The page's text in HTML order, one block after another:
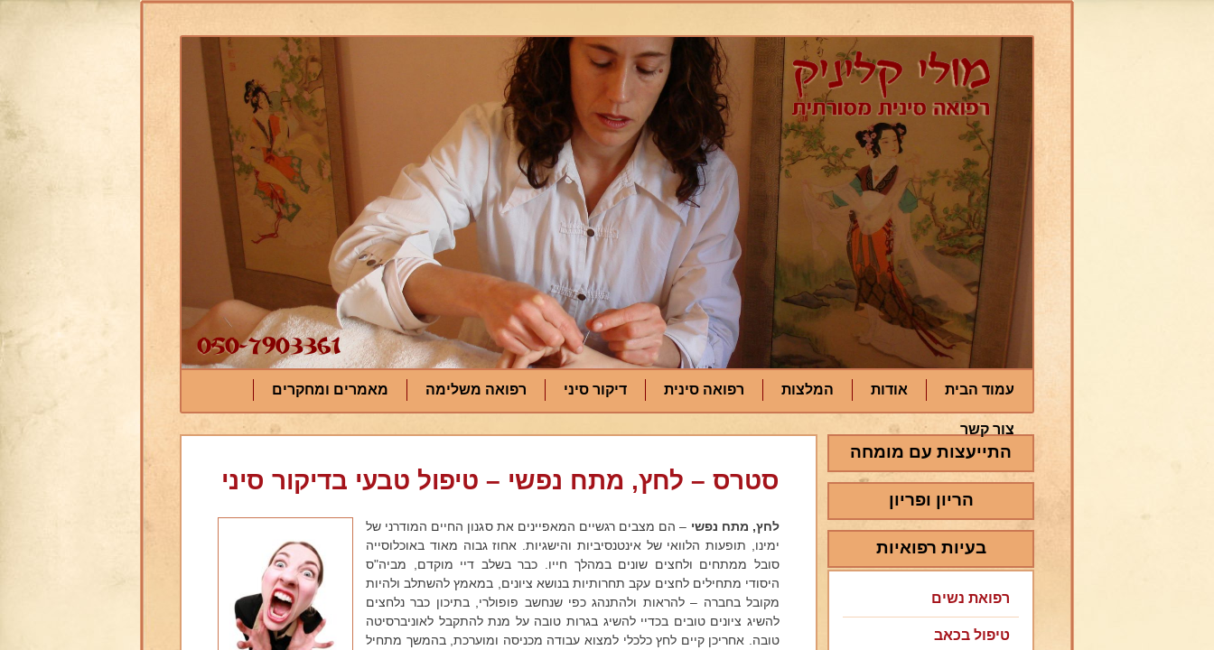
עמוד הבית אודות המלצות רפואה סינית דיקור סיני רפואה משלימה מאמרים ומחקרים
צור קשר
סטרס – לחץ, מתח נפשי – טיפול טבעי בדיקור סיני
לחץ, מתח נפשי – הם מצבים רגשיים המאפיינים את סגנון החיים המודרני של
ימינו, תופעות הלוואי של אינטנסיביות והישגיות. אחוז גבוה מאוד באוכלוסייה
סובל ממתחים ולחצים שונים במהלך חייו. כבר בשלב דיי מוקדם, מביה"ס
היסודי מתחילים לחצים עקב תחרותיות בנושא ציונים, במאמץ להשתלב ולהיות
מקובל בחברה – להראות ולהתנהג כפי שנחשב פופולרי, בתיכון כבר נלחצים
להשיג ציונים טובים בכדיי להשיג בגרות טובה על מנת להתקבל לאוניברסיטה
טובה. אחריכן קיים לחץ כלכלי למצוא עבודה מכניסה ומוערכת, בהמשך מתחיל
התייעצות עם מומחה
הריון ופריון
בעיות רפואיות
רפואת נשים
טיפול בכאב